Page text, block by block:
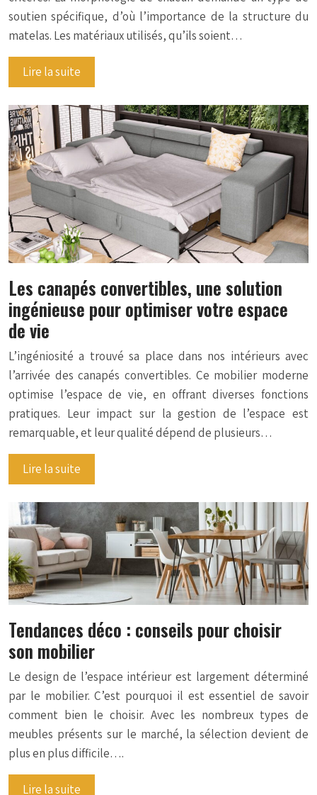
soutien spécifique, d’où l’importance de la structure du
matelas. Les matériaux utilisés, qu’ils soient…
Lire la suite
Les canapés convertibles, une solution
ingénieuse pour optimiser votre espace
de vie
L’ingéniosité a trouvé sa place dans nos intérieurs avec
l’arrivée des canapés convertibles. Ce mobilier moderne
optimise l’espace de vie, en offrant diverses fonctions
pratiques. Leur impact sur la gestion de l’espace est
remarquable, et leur qualité dépend de plusieurs…
Lire la suite
Tendances déco : conseils pour choisir
son mobilier
Le design de l’espace intérieur est largement déterminé
par le mobilier. C’est pourquoi il est essentiel de savoir
comment bien le choisir. Avec les nombreux types de
meubles présents sur le marché, la sélection devient de
plus en plus difficile….
Lire la suite